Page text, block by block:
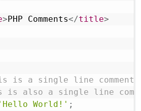
>PHP Comments</title>
is a single line comment
is also a single line
'Hello World!' ;